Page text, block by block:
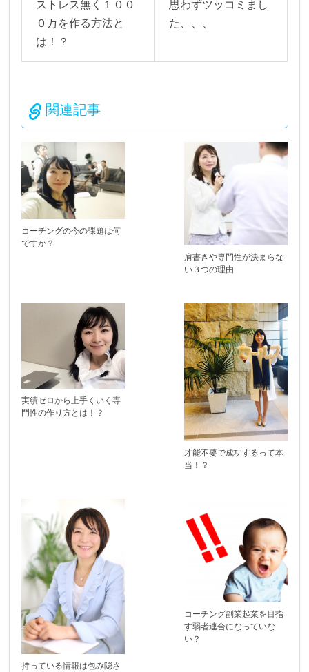
ストレス無く１００
０万を作る方法と
は！？
思わずツッコミまし
た、、、
関連記事
コーチングの今の課題は何
ですか？
肩書きや専門性が決まらな
い３つの理由
実績ゼロから上手くいく専
門性の作り方とは！？
才能不要で成功するって本
当！？
持っている情報は包み隠さ
コーチング副業起業を目指
す弱者連合になっていな
い？